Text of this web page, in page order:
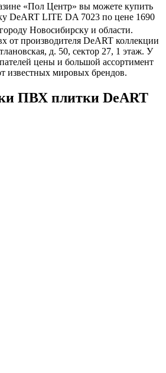
«Пол Центр» вы можете купить
DeART LITE DA 7023 по цене 1690
Новосибирску и области.
от производителя DeART коллекции
д. 50, сектор 27, 1 этаж. У
цены и большой ассортимент
известных мировых брендов.
ПВХ плитки DeART